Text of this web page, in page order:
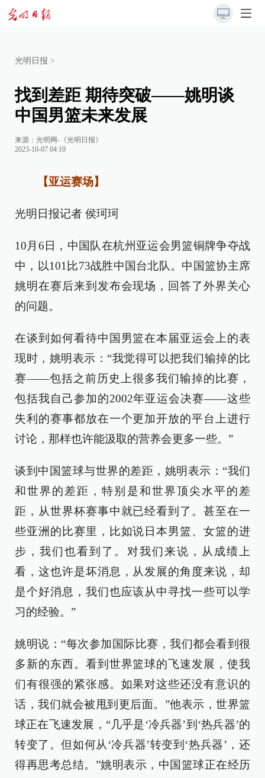
光明日报 >
找到差距 期待突破——姚明谈
中国男篮未来发展
来源： 光明网-《光明日报》
2023-10-07 04:10
【亚运赛场】
光明日报记者 侯珂珂
10月6日，中国队在杭州亚运会男篮铜牌争夺战
中，以101比73战胜中国台北队。中国篮协主席
姚明在赛后来到发布会现场，回答了外界关心
的问题。
在谈到如何看待中国男篮在本届亚运会上的表
现时，姚明表示：“我觉得可以把我们输掉的比
赛——包括之前历史上很多我们输掉的比赛，
包括我自己参加的2002年亚运会决赛——这些
失利的赛事都放在一个更加开放的平台上进行
讨论，那样也许能汲取的营养会更多一些。”
谈到中国篮球与世界的差距，姚明表示：“我们
和世界的差距，特别是和世界顶尖水平的差
距，从世界杯赛事中就已经看到了。甚至在一
些亚洲的比赛里，比如说日本男篮、女篮的进
步，我们也看到了。对我们来说，从成绩上
看，这也许是坏消息，从发展的角度来说，却
是个好消息，我们也应该从中寻找一些可以学
习的经验。”
姚明说：“每次参加国际比赛，我们都会看到很
多新的东西。看到世界篮球的飞速发展，使我
们有很强的紧张感。如果对这些还没有意识的
话，我们就会被甩到更后面。”他表示，世界篮
球正在飞速发展，“几乎是‘冷兵器’到‘热兵器’的
转变了。但如何从‘冷兵器’转变到‘热兵器’，还
得再思考总结。”姚明表示，中国篮球正在经历